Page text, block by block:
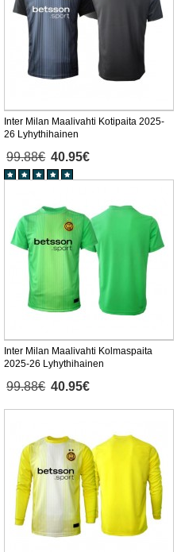
Inter Milan Maalivahti Kotipaita 2025-
26 Lyhythihainen
99.88€ 40.95€
Inter Milan Maalivahti Kolmaspaita
2025-26 Lyhythihainen
99.88€ 40.95€